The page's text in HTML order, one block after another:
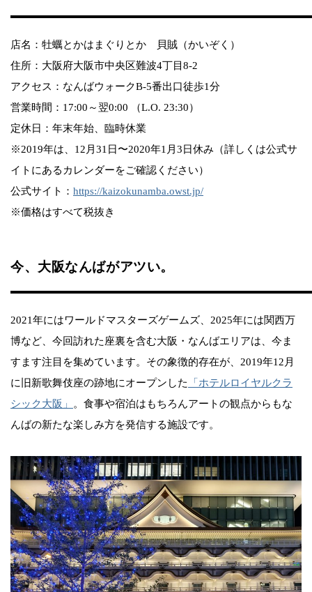
店名：牡蠣とかはまぐりとか 貝賊（かいぞく）
住所：大阪府大阪市中央区難波4丁目8-2
アクセス：なんばウォークB-5番出口徒歩1分
営業時間：17:00～翌0:00 （L.O. 23:30）
定休日：年末年始、臨時休業
※2019年は、12月31日〜2020年1月3日休み（詳しくは公式サ
イトにあるカレンダーをご確認ください）
公式サイト： https://kaizokunamba.owst.jp/
※価格はすべて税抜き
今、大阪なんばがアツい。
2021年にはワールドマスターズゲームズ、2025年には関西万
博など、今回訪れた座裏を含む大阪・なんばエリアは、今ま
すます注目を集めています。その象徴的存在が、2019年12月
に旧新歌舞伎座の跡地にオープンした
「ホテルロイヤルクラ
シック大阪」
。食事や宿泊はもちろんアートの観点からもな
んばの新たな楽しみ方を発信する施設です。